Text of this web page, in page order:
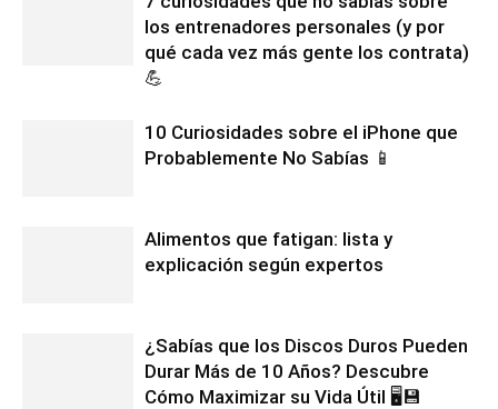
los entrenadores personales (y por
qué cada vez más gente los contrata)
💪
10 Curiosidades sobre el iPhone que
Probablemente No Sabías 📱
Alimentos que fatigan: lista y
explicación según expertos
¿Sabías que los Discos Duros Pueden
Durar Más de 10 Años? Descubre
Cómo Maximizar su Vida Útil 🖥️💾